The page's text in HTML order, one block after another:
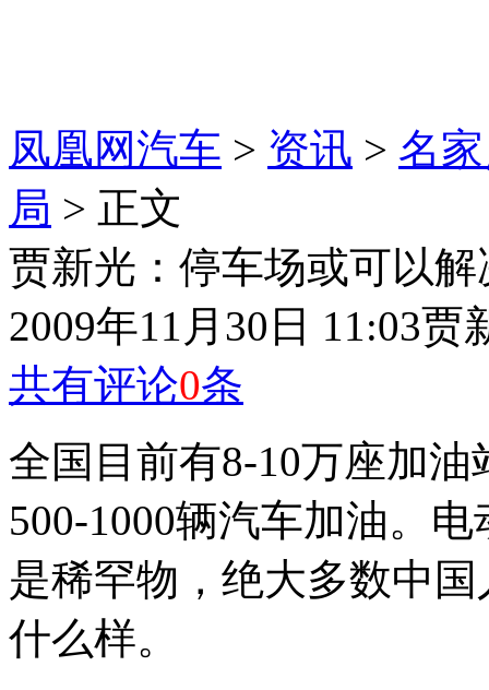
凤凰网汽车 > 资讯 > 名
局 > 正文
贾新光：停车场或可以
2009年11月30日 11:03贾
共有评论0条
全国目前有8-10万座加
500-1000辆汽车加油。
是稀罕物，绝大多数中
什么样。